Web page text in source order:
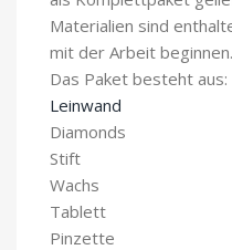
Materialien sind
mit der Arbeit beginnen.
Das Paket besteht aus:
Leinwand
Diamonds
Stift
Wachs
Tablett
Pinzette